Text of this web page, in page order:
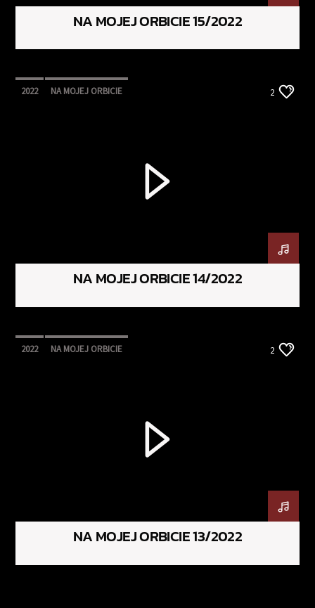
NA MOJEJ ORBICIE 15/2022
2022 NA MOJEJ ORBICIE 2
NA MOJEJ ORBICIE 14/2022
2022 NA MOJEJ ORBICIE 2
NA MOJEJ ORBICIE 13/2022